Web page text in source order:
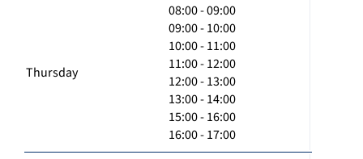
Thursday
08:00 - 09:00
09:00 - 10:00
10:00 - 11:00
11:00 - 12:00
12:00 - 13:00
13:00 - 14:00
15:00 - 16:00
16:00 - 17:00